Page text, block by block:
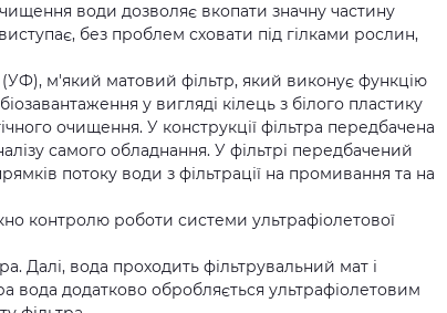
води дозволяє вкопати значну частину
без проблем сховати під гілками рослин,
м'який матовий фільтр, який виконує функцію
у вигляді кілець з білого пластику
очищення. У конструкції фільтра передбачена
самого обладнання. У фільтрі передбачений
потоку води з фільтрації на промивання та на
контролю роботи системи ультрафіолетової
Далі, вода проходить фільтрувальний мат і
вода додатково обробляється ультрафіолетовим